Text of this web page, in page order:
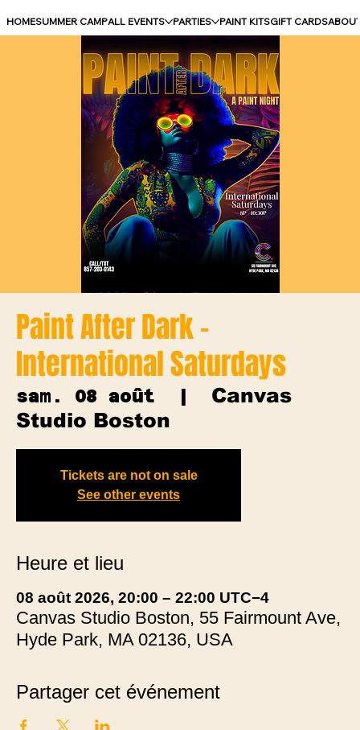
HOMESUMMER CAMPALL EVENTS PARTIES PAINT KITSGIFT CARDS
Paint After Dark -
International Saturdays
sam. 08 août
  |
Canvas
Studio Boston
Tickets are not on sale
See other events
Heure et lieu
08 août 2026, 20:00 – 22:00 UTC−4
Canvas Studio Boston, 55 Fairmount Ave,
Hyde Park, MA 02136, USA
Partager cet événement